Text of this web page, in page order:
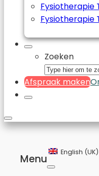
Fysiotherapie
Fysiotherapie
Zoeken
Afspraak maken
Menu
English (UK)